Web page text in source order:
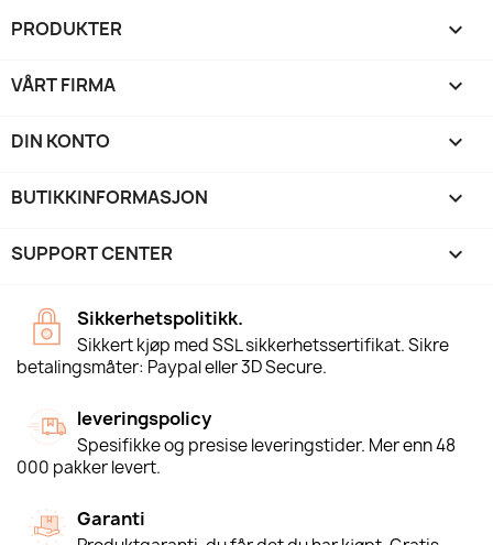
PRODUKTER 
VÅRT FIRMA 
DIN KONTO 
BUTIKKINFORMASJON keyboard_arrow_down
SUPPORT CENTER 
Sikkerhetspolitikk.
Sikkert kjøp med SSL sikkerhetssertifikat. Sikre
betalingsmåter: Paypal eller 3D Secure.
leveringspolicy
Spesifikke og presise leveringstider. Mer enn 48
000 pakker levert.
Garanti